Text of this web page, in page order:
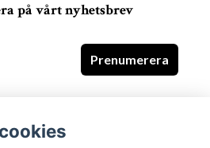
på vårt nyhetsbrev
Prenumerera